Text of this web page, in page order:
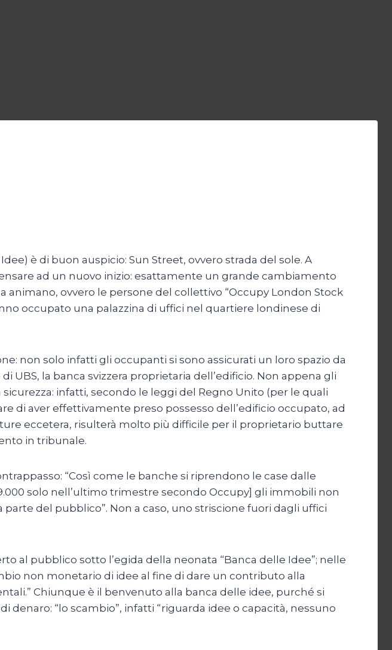
è di buon auspicio: Sun Street, ovvero strada del sole. A
ad un nuovo inizio: esattamente un grande cambiamento
ovvero le persone del collettivo “Occupy London Stock
occupato una palazzina di uffici nel quartiere londinese di
non solo infatti gli occupanti si sono assicurati un loro spazio da
UBS, la banca svizzera proprietaria dell’edificio. Non appena gli
infatti, secondo le leggi del Regno Unito (per le quali
di aver effettivamente preso possesso dell’edificio occupato, ad
eccetera, risulterà molto più difficile per il proprietario buttare
in tribunale.
“Così come le banche si riprendono le case dalle
solo nell’ultimo trimestre secondo Occupy] gli immobili non
del pubblico”. Non a caso, uno striscione fuori dagli uffici
al pubblico sotto l’egida della neonata “Banca delle Idee”; nelle
non monetario di idee al fine di dare un contributo alla
Chiunque è il benvenuto alla banca delle idee, purché si
“lo scambio”, infatti “riguarda idee o capacità, nessuno